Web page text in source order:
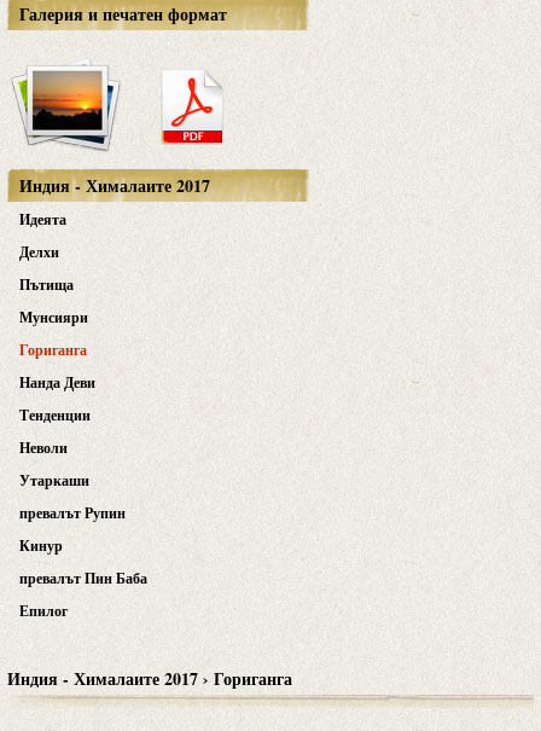
Галерия и печатен формат
Индия - Хималаите 2017
Идеята
Делхи
Пътища
Мунсияри
Гориганга
Нанда Деви
Тенденции
Неволи
Утаркаши
превалът Рупин
Кинур
превалът Пин Баба
Епилог
Индия - Хималаите 2017 › Гориганга